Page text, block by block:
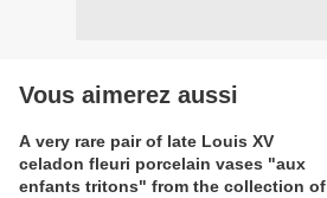
Vous aimerez aussi
A very rare pair of late Louis XV
celadon fleuri porcelain vases "aux
enfants tritons" from the collection of